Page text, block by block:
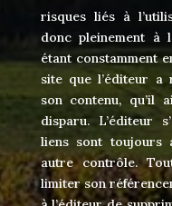
risques liés à
donc pleinement à
étant constamment
site que l’éditeur a
son contenu, qu’il
disparu. L’éditeur
liens sont toujours
autre contrôle.
limiter son